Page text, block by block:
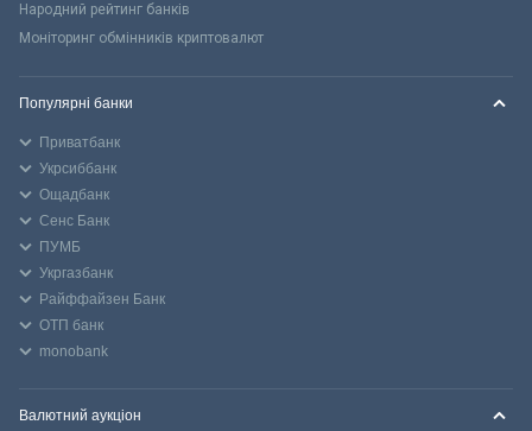
Народний рейтинг банків
Моніторинг обмінників криптовалют
Популярні банки
Приватбанк
Укрсиббанк
Ощадбанк
Сенс Банк
ПУМБ
Укргазбанк
Райффайзен Банк
ОТП банк
monobank
Валютний аукціон